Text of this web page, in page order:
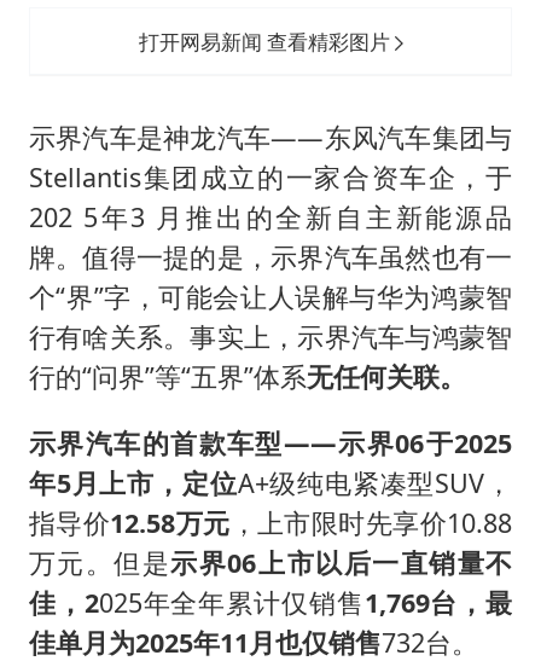
打开网易新闻 查看精彩图片
示界汽车是神龙汽车——东风汽车集团与
Stellantis集团成立的一家合资车企，于
202 5年3 月推出的全新自主新能源品
牌。值得一提的是，示界汽车虽然也有一
个“界”字，可能会让人误解与华为鸿蒙智
行有啥关系。事实上，示界汽车与鸿蒙智
行的“问界”等“五界”体系‌无任何关联。
示界汽车的首款车型——示界06于2025
年5月上市，定位A+级纯电紧凑型SUV，
指导价12.58万元 ，上市限时先享价10.88
万元。但是示界06上市以后一直销量不
佳，2025年全年累计仅销售1,769台，最
佳单月为2025年11月也仅销售732台。